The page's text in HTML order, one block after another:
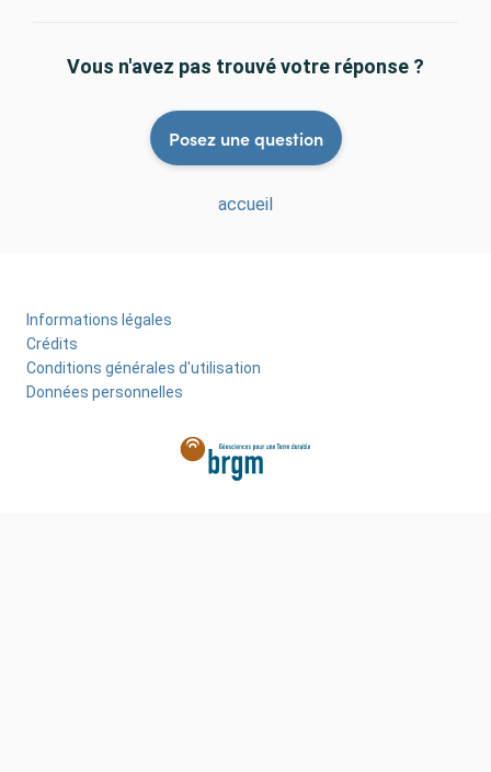
Vous n'avez pas trouvé votre réponse ?
Posez une question
accueil
Menu
Pied
de
Informations légales
Crédits
Conditions générales d'utilisation
Données personnelles